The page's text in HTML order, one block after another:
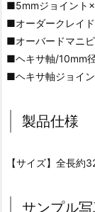
■5mmジョイント
■オーダークレイ
■オーバードマニ
■ヘキサ軸/10mm
■ヘキサ軸ジョイ
製品仕様
【サイズ】全長約
サンプル